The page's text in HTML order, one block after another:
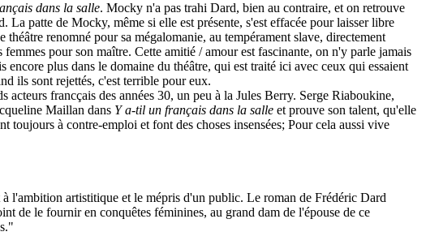
dans la salle. Mocky n'a pas trahi Dard, bien au contraire, et on retrouve
La patte de Mocky, même si elle est présente, s'est effacée pour laisser libre
renomné pour sa mégalomanie, au tempérament slave, directement
pour son maître. Cette amitié / amour est fascinante, on n'y parle jamais
plus dans le domaine du théâtre, qui est traité ici avec ceux qui essaient
ils sont rejettés, c'est terrible pour eux.
francçais des années 30, un peu à la Jules Berry. Serge Riaboukine,
Maillan dans Y a-til un français dans la salle et prouve son talent, qu'elle
à contre-emploi et font des choses insensées; Pour cela aussi vive
l'ambition artistitique et le mépris d'un public. Le roman de Frédéric Dard
de le fournir en conquêtes féminines, au grand dam de l'épouse de ce